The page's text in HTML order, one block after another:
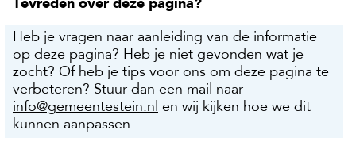
Heb je vragen naar aanleiding van de informatie
op deze pagina? Heb je niet gevonden wat je
zocht? Of heb je tips voor ons om deze pagina te
verbeteren? Stuur dan een mail naar
info@gemeentestein.nl
en wij kijken hoe we dit
kunnen aanpassen.